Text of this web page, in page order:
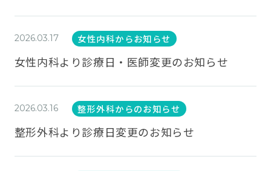
2026.03.17 女性内科からお知らせ
女性内科より診療日・医師変更のお知らせ
2026.03.16 整形外科からのお知らせ
整形外科より診療日変更のお知らせ